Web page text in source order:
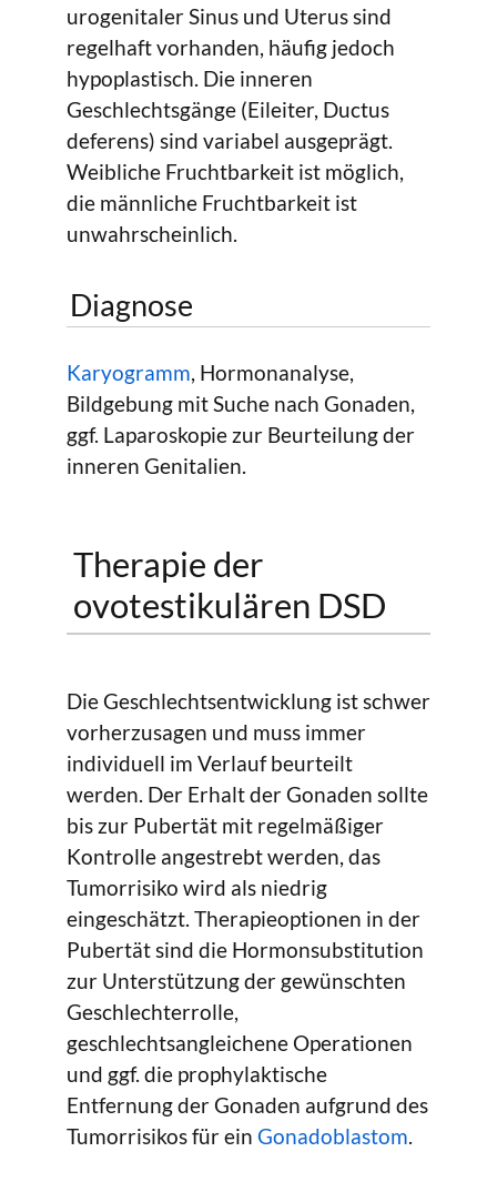
urogenitaler Sinus und Uterus sind
regelhaft vorhanden, häufig jedoch
hypoplastisch. Die inneren
Geschlechtsgänge (Eileiter, Ductus
deferens) sind variabel ausgeprägt.
Weibliche Fruchtbarkeit ist möglich,
die männliche Fruchtbarkeit ist
unwahrscheinlich.
Diagnose
Karyogramm, Hormonanalyse,
Bildgebung mit Suche nach Gonaden,
ggf. Laparoskopie zur Beurteilung der
inneren Genitalien.
Therapie der
ovotestikulären DSD
Die Geschlechtsentwicklung ist schwer
vorherzusagen und muss immer
individuell im Verlauf beurteilt
werden. Der Erhalt der Gonaden sollte
bis zur Pubertät mit regelmäßiger
Kontrolle angestrebt werden, das
Tumorrisiko wird als niedrig
eingeschätzt. Therapieoptionen in der
Pubertät sind die Hormonsubstitution
zur Unterstützung der gewünschten
Geschlechterrolle,
geschlechtsangleichene Operationen
und ggf. die prophylaktische
Entfernung der Gonaden aufgrund des
Tumorrisikos für ein Gonadoblastom.